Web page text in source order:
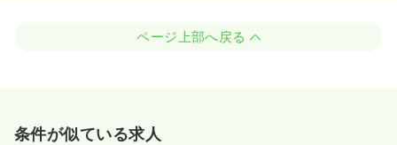
ページ上部へ戻る
条件が似ている求人